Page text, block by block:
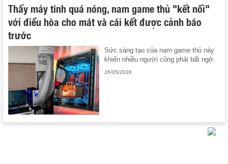
Thấy máy tính quá nóng, nam game thủ "kết nối"
với điều hòa cho mát và cái kết được cảnh báo
trước
Sức sáng tạo của nam game thủ này
khiến nhiều người cũng phải bất ngờ.
26/05/2026